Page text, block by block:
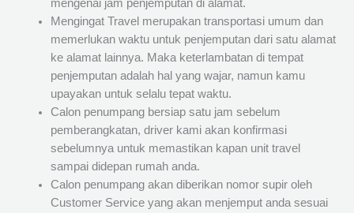
mengenai jam penjemputan di alamat.
Mengingat Travel merupakan transportasi umum dan
memerlukan waktu untuk penjemputan dari satu alamat
ke alamat lainnya. Maka keterlambatan di tempat
penjemputan adalah hal yang wajar, namun kamu
upayakan untuk selalu tepat waktu.
Calon penumpang bersiap satu jam sebelum
pemberangkatan, driver kami akan konfirmasi
sebelumnya untuk memastikan kapan unit travel
sampai didepan rumah anda.
Calon penumpang akan diberikan nomor supir oleh
Customer Service yang akan menjemput anda sesuai